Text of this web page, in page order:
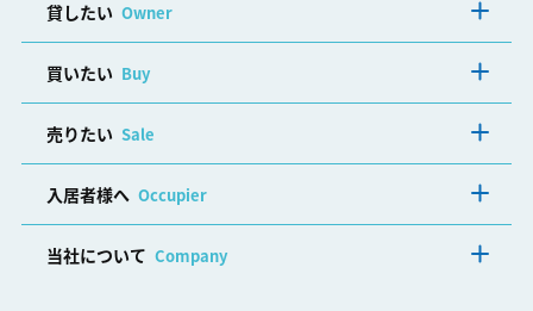
貸したい Owner
買いたい Buy
売りたい Sale
入居者様へ Occupier
当社について Company